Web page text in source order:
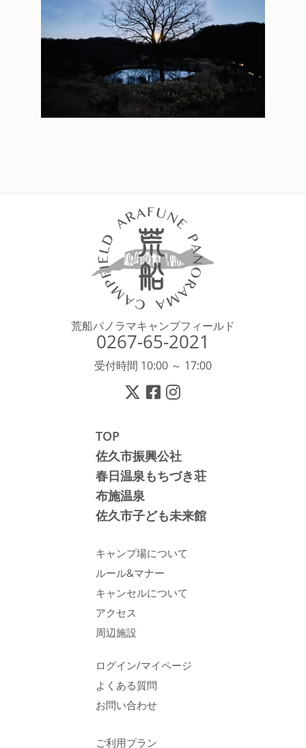
荒船パノラマキャンプフィールド
0267-65-2021
受付時間 10:00 ～ 17:00
TOP
佐久市振興公社
春日温泉もちづき荘
布施温泉
佐久市子ども未来館
キャンプ場について
ルール&マナー
キャンセルについて
アクセス
周辺施設
ログイン/マイページ
よくある質問
お問い合わせ
ご利用プラン